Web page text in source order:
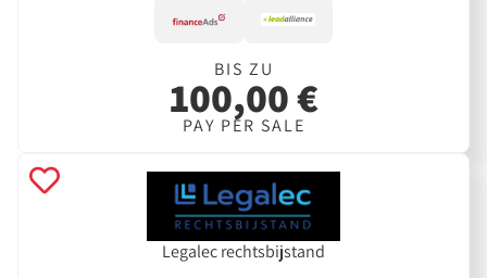
BIS ZU
100,00 €
PAY PER SALE
Legalec rechtsbijstand